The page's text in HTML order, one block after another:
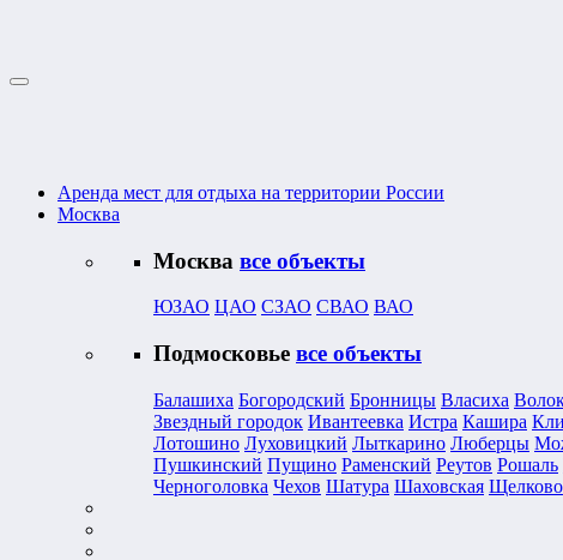
Аренда мест для отдыха на территории России
Москва
Москва все объекты
ЮЗАО ЦАО СЗАО СВАО ВАО
Подмосковье все объекты
Балашиха Богородский Бронницы Власиха
Звездный городок Ивантеевка Истра Кашира
Лотошино Луховицкий Лыткарино Люберцы
Пушкинский Пущино Раменский Реутов Рошаль
Черноголовка Чехов Шатура Шаховская Щелково